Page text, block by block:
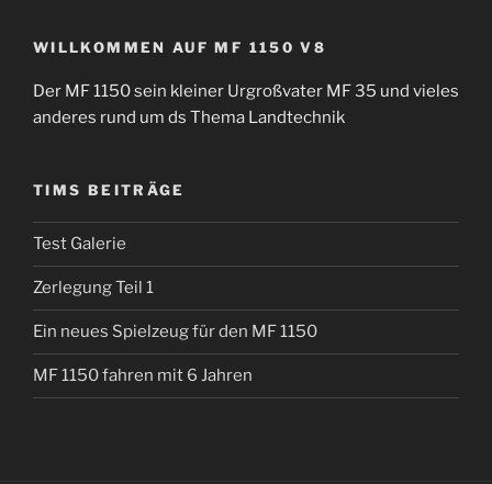
WILLKOMMEN AUF MF 1150 V8
Der MF 1150 sein kleiner Urgroßvater MF 35 und vieles
anderes rund um ds Thema Landtechnik
TIMS BEITRÄGE
Test Galerie
Zerlegung Teil 1
Ein neues Spielzeug für den MF 1150
MF 1150 fahren mit 6 Jahren